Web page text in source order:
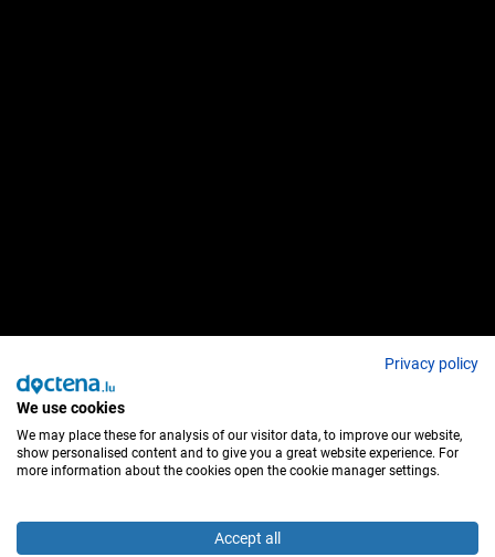
Privacy policy
We use cookies
We may place these for analysis of our visitor data, to improve our website,
show personalised content and to give you a great website experience. For
more information about the cookies open the cookie manager settings.
Accept all